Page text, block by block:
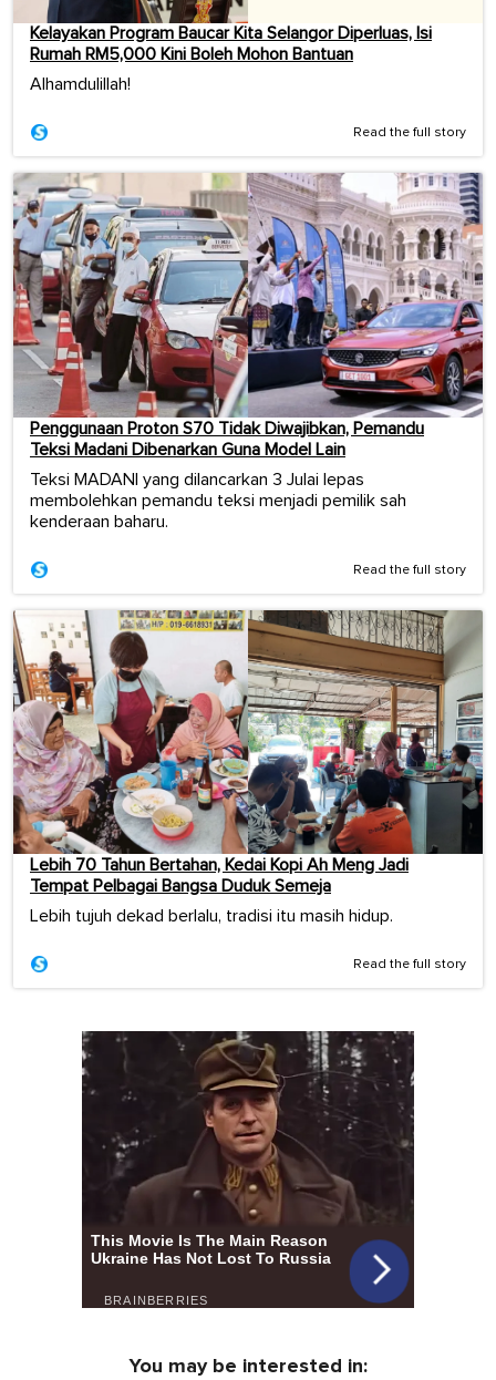
Kelayakan Program Baucar Kita Selangor Diperluas, Isi
Rumah RM5,000 Kini Boleh Mohon Bantuan
Alhamdulillah!
Read the full story
Penggunaan Proton S70 Tidak Diwajibkan, Pemandu
Teksi Madani Dibenarkan Guna Model Lain
Teksi MADANI yang dilancarkan 3 Julai lepas
membolehkan pemandu teksi menjadi pemilik sah
kenderaan baharu.
Read the full story
Lebih 70 Tahun Bertahan, Kedai Kopi Ah Meng Jadi
Tempat Pelbagai Bangsa Duduk Semeja
Lebih tujuh dekad berlalu, tradisi itu masih hidup.
Read the full story
You may be interested in: